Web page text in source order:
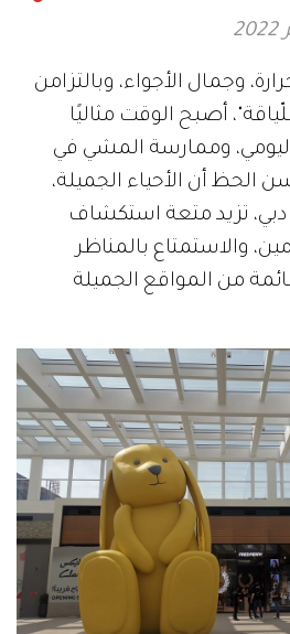
وجمال الأجواء، وبالتزامن
أصبح الوقت مثاليًا
اليومي، وممارسة المشي في
الحظ أن الأحياء الجميلة،
تزيد متعة استكشاف
والاستمتاع بالمناظر
من المواقع الجميلة